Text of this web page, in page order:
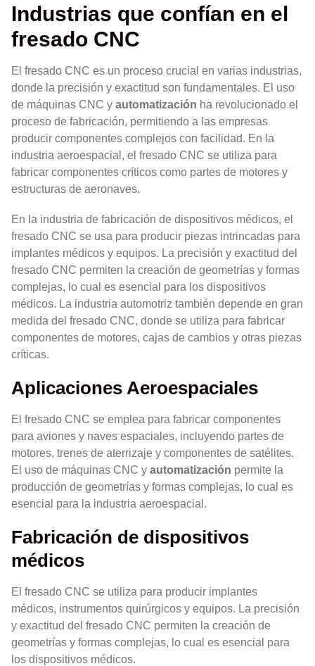
Industrias que confían en el
fresado CNC
El fresado CNC es un proceso crucial en varias industrias,
donde la precisión y exactitud son fundamentales. El uso
de máquinas CNC y automatización ha revolucionado el
proceso de fabricación, permitiendo a las empresas
producir componentes complejos con facilidad. En la
industria aeroespacial, el fresado CNC se utiliza para
fabricar componentes críticos como partes de motores y
estructuras de aeronaves.
En la industria de fabricación de dispositivos médicos, el
fresado CNC se usa para producir piezas intrincadas para
implantes médicos y equipos. La precisión y exactitud del
fresado CNC permiten la creación de geometrías y formas
complejas, lo cual es esencial para los dispositivos
médicos. La industria automotriz también depende en gran
medida del fresado CNC, donde se utiliza para fabricar
componentes de motores, cajas de cambios y otras piezas
críticas.
Aplicaciones Aeroespaciales
El fresado CNC se emplea para fabricar componentes
para aviones y naves espaciales, incluyendo partes de
motores, trenes de aterrizaje y componentes de satélites.
El uso de máquinas CNC y automatización permite la
producción de geometrías y formas complejas, lo cual es
esencial para la industria aeroespacial.
Fabricación de dispositivos
médicos
El fresado CNC se utiliza para producir implantes
médicos, instrumentos quirúrgicos y equipos. La precisión
y exactitud del fresado CNC permiten la creación de
geometrías y formas complejas, lo cual es esencial para
los dispositivos médicos.